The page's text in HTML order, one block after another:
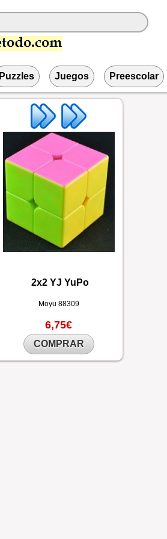
Puzzles Juegos Preescolar
2x2 YJ YuPo
Moyu 88309
6,75€
COMPRAR